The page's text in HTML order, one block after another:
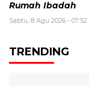
Rumah Ibadah
Sabtu, 8 Agu 2026 - 07:52
TRENDING